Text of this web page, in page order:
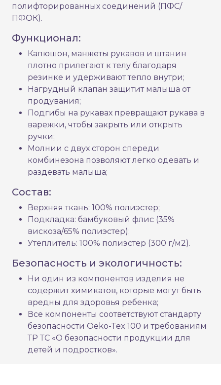
полифторированных соединений (ПФС/
ПФОК).
Функционал:
Капюшон, манжеты рукавов и штанин
плотно прилегают к телу благодаря
резинке и удерживают тепло внутри;
Нагрудный клапан защитит малыша от
продувания;
Подгибы на рукавах превращают рукава в
варежки, чтобы закрыть или открыть
ручки;
Молнии с двух сторон спереди
комбинезона позволяют легко одевать и
раздевать малыша;
Состав:
Верхняя ткань: 100% полиэстер;
Подкладка: бамбуковый флис (35%
вискоза/65% полиэстер);
Утеплитель: 100% полиэстер (300 г/м2).
Безопасность и экологичность:
Ни один из компонентов изделия не
содержит химикатов, которые могут быть
вредны для здоровья ребенка;
Все компоненты соответствуют стандарту
безопасности Oeko-Tex 100 и требованиям
ТР ТС «О безопасности продукции для
детей и подростков».